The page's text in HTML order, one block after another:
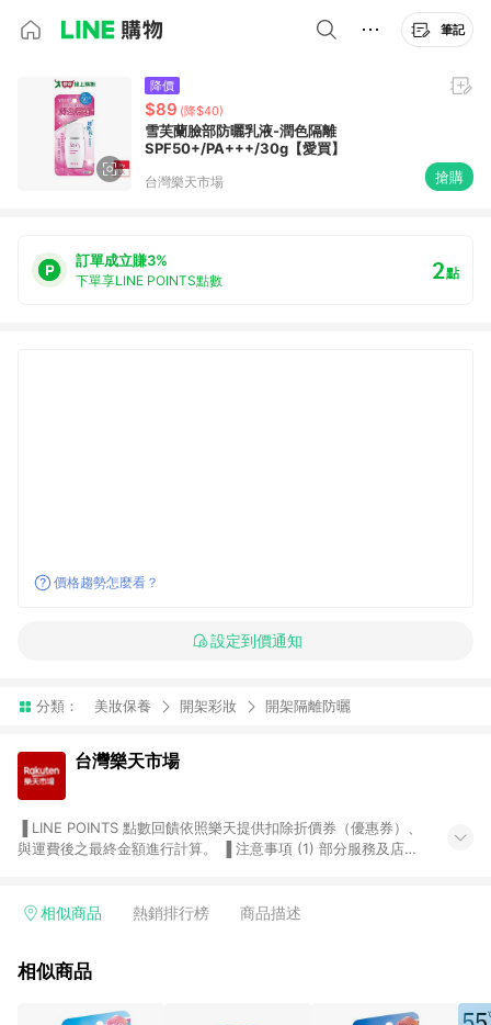
筆記
降價
$89 (降$40)
雪芙蘭臉部防曬乳液-潤色隔離
SPF50+/PA+++/30g【愛買】
台灣樂天市場 搶購
訂單成立賺3%
下單享LINE POINTS點數 2點
價格趨勢怎麼看？
設定到價通知
分類： 美妝保養 開架彩妝 開架隔離防曬
台灣樂天市場
與運費後之最終金額進行計算。 ▐ 注意事項 (1) 部分服務及店家
Smart mobile、神腦生活、JS巨盛、樂天KOBO電子書，請詳閱
台灣樂天市場，並在同一瀏覽器於24小時內結帳，才享有 LINE
市場 45 天內完成訂單出貨及結帳，則不符合贈點資格。 (4) 如
相似商品 熱銷排行榜 商品描述
相似商品